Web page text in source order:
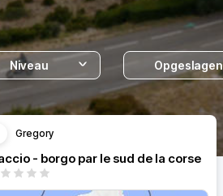
Niveau Opgeslagen
Gregory
- borgo par le sud de la corse